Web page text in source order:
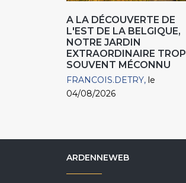
A LA DÉCOUVERTE DE
L'EST DE LA BELGIQUE,
NOTRE JARDIN
EXTRAORDINAIRE TROP
SOUVENT MÉCONNU
FRANCOIS.DETRY le
04/08/2026
ARDENNEWEB